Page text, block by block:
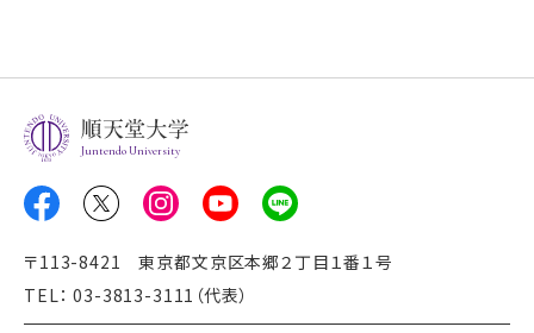
Juntendo University
〒113-8421 東京都文京区本郷２丁目１番１号
TEL： 03-3813-3111（代表）